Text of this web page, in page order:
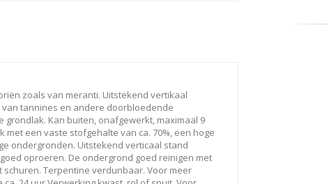
zoals van meranti. Uitstekend vertikaal
tannines en andere doorbloedende
Kan buiten, onafgewerkt, maximaal 9
een vaste stofgehalte van ca. 70%, een hoge
ondergronden. Uitstekend verticaal stand
oproeren. De ondergrond goed reinigen met
Terpentine verdunbaar. Voor meer